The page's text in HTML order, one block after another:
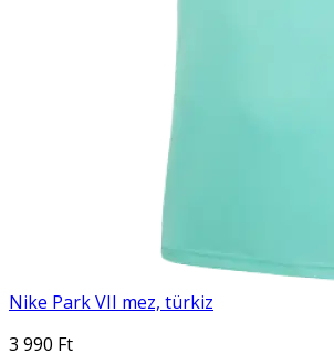
Nike Park VII mez, türkiz
3 990 Ft